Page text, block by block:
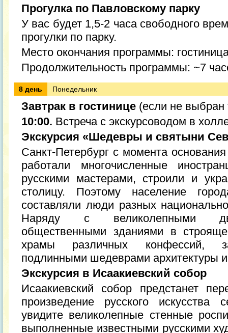
Прогулка по Павловскому парку
У вас будет 1,5-2 часа свободного
прогулки по парку.
Место окончания программы:
Продолжительность программы: ~7
8 день Понедельник
Завтрак в гостинице (если не выбран
10:00. Встреча с экскурсоводом в
Экскурсия «Шедевры и святыни
Санкт-Петербург с момента
работали многочисленные
русскими мастерами, строили и
столицу. Поэтому население
составляли люди разных
Наряду с великолепными
общественными зданиями в
храмы различных конфессий,
подлинными шедеврами архитектуры и
Экскурсия в Исаакиевский собор
Исаакиевский собор предстанет
произведение русского
увидите великолепные стенные
выполненные известными русскими